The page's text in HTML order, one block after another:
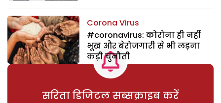
Corona Virus
#coronavirus: कोरोना ही नहीं
भूख और बेरोजगारी से भी लड़ना
कड़ी चुनौती
सरिता डिजिटल सब्सक्राइब करें